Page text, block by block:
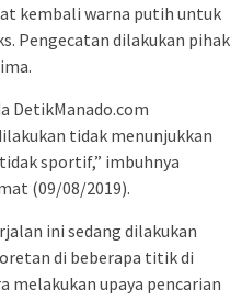
kembali warna putih untuk
Pengecatan dilakukan pihak
DetikManado.com
tidak menunjukkan
sportif,” imbuhnya
(09/08/2019).
ini sedang dilakukan
di beberapa titik di
melakukan upaya pencarian